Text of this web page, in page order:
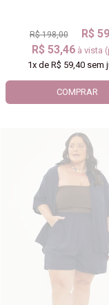
R$ 198,00
R$
R$ 53,46 à vista
1x deR$ 59,40 sem
COMPRAR